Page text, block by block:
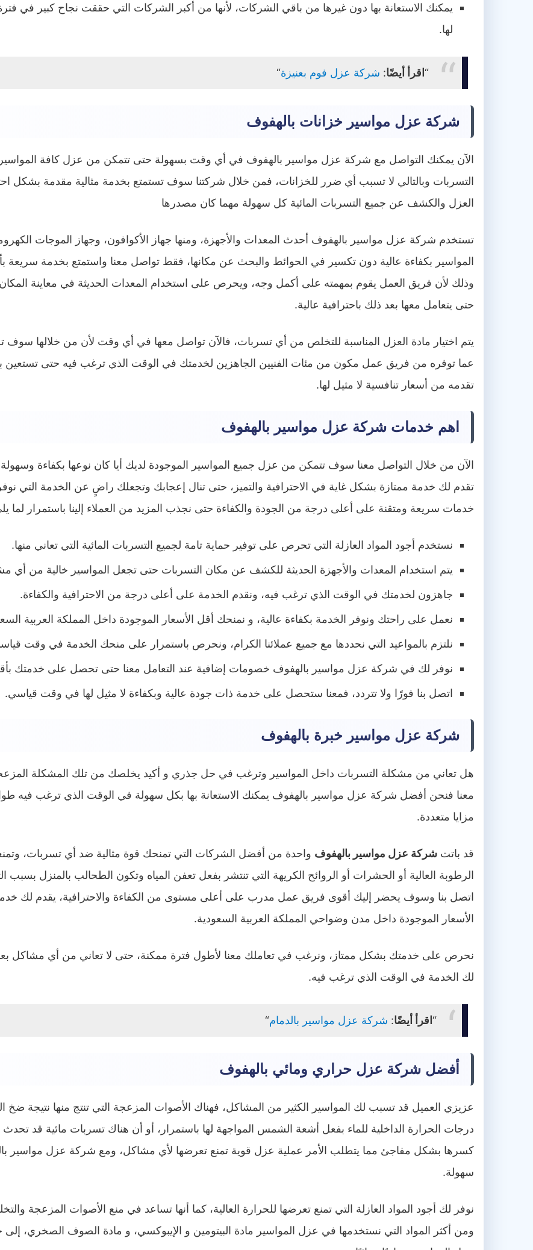
يمكنك الاستعانة بها دون غيرها من باقي الشركات، لأنها من أكبر الشركات التي حققت نجاح كبير في
لها.
“ اقرأ أيضًا: شركة عزل فوم بعنيزة“
شركة عزل مواسير خزانات بالهفوف
الآن يمكنك التواصل مع شركة عزل مواسير بالهفوف في أي وقت بسهولة حتى تتمكن من عزل كافة المواسير
التسربات وبالتالي لا تسبب أي ضرر للخزانات، فمن خلال شركتنا سوف تستمتع بخدمة مثالية مقدمة
العزل والكشف عن جميع التسربات المائية كل سهولة مهما كان مصدرها
تستخدم شركة عزل مواسير بالهفوف أحدث المعدات والأجهزة، ومنها جهاز الأكوافون، وجهاز الموجات
المواسير بكفاءة عالية دون تكسير في الحوائط والبحث عن مكانها، فقط تواصل معنا واستمتع بخدمة سريعة
وذلك لأن فريق العمل يقوم بمهمته على أكمل وجه، ويحرص على استخدام المعدات الحديثة في معاينة
حتى يتعامل معها بعد ذلك باحترافية عالية.
يتم اختيار مادة العزل المناسبة للتخلص من أي تسربات، فالآن تواصل معها في أي وقت لأن من خلالها
عما توفره من فريق عمل مكون من مئات الفنيين الجاهزين لخدمتك في الوقت الذي ترغب فيه حتى تستعين
تقدمه من أسعار تنافسية لا مثيل لها.
اهم خدمات شركة عزل مواسير بالهفوف
الآن من خلال التواصل معنا سوف تتمكن من عزل جميع المواسير الموجودة لديك أيا كان نوعها بكفاءة وسهولة
تقدم لك خدمة ممتازة بشكل غاية في الاحترافية والتميز، حتى تنال إعجابك وتجعلك راضٍ عن الخدمة التي
خدمات سريعة ومتقنة على أعلى درجة من الجودة والكفاءة حتى نجذب المزيد من العملاء إلينا باستمرار لما
نستخدم أجود المواد العازلة التي تحرص على توفير حماية تامة لجميع التسربات المائية التي تعاني منها.
يتم استخدام المعدات والأجهزة الحديثة للكشف عن مكان التسربات حتى تجعل المواسير خالية من
جاهزون لخدمتك في الوقت الذي ترغب فيه، ونقدم الخدمة على أعلى درجة من الاحترافية والكفاءة.
نعمل على راحتك ونوفر الخدمة بكفاءة عالية، و نمنحك أقل الأسعار الموجودة داخل المملكة العربية
نلتزم بالمواعيد التي نحددها مع جميع عملائنا الكرام، ونحرص باستمرار على منحك الخدمة في وقت
نوفر لك في شركة عزل مواسير بالهفوف خصومات إضافية عند التعامل معنا حتى تحصل على خدمتك
اتصل بنا فورًا ولا تتردد، فمعنا ستحصل على خدمة ذات جودة عالية وبكفاءة لا مثيل لها في وقت قياسي.
شركة عزل مواسير خبرة بالهفوف
هل تعاني من مشكلة التسربات داخل المواسير وترغب في حل جذري و أكيد يخلصك من تلك المشكلة
معنا فنحن أفضل شركة عزل مواسير بالهفوف يمكنك الاستعانة بها بكل سهولة في الوقت الذي ترغب فيه
مزايا متعددة.
قد باتت شركة عزل مواسير بالهفوف واحدة من أفضل الشركات التي تمنحك قوة مثالية ضد أي تسربات،
الرطوبة العالية أو الحشرات أو الروائح الكريهة التي تنتشر بفعل تعفن المياه وتكون الطحالب بالمنزل بسبب
اتصل بنا وسوف يحضر إليك أقوى فريق عمل مدرب على أعلى مستوى من الكفاءة والاحترافية، يقدم لك
الأسعار الموجودة داخل مدن وضواحي المملكة العربية السعودية.
نحرص على خدمتك بشكل ممتاز، ونرغب في تعاملك معنا لأطول فترة ممكنة، حتى لا تعاني من أي مشاكل
لك الخدمة في الوقت الذي ترغب فيه.
“ اقرأ أيضًا: شركة عزل مواسير بالدمام“
أفضل شركة عزل حراري ومائي بالهفوف
عزيزي العميل قد تسبب لك المواسير الكثير من المشاكل، فهناك الأصوات المزعجة التي تنتج منها نتيجة ضخ
درجات الحرارة الداخلية للماء بفعل أشعة الشمس المواجهة لها باستمرار، أو أن هناك تسربات مائية قد تحدث
كسرها بشكل مفاجئ مما يتطلب الأمر عملية عزل قوية تمنع تعرضها لأي مشاكل، ومع شركة عزل
سهولة.
نوفر لك أجود المواد العازلة التي تمنع تعرضها للحرارة العالية، كما أنها تساعد في منع الأصوات المزعجة
ومن أكثر المواد التي نستخدمها في عزل المواسير مادة البيتومين و الإيبوكسي، و مادة الصوف الصخري،